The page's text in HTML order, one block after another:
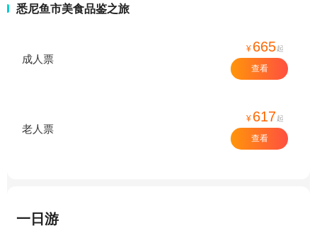
悉尼鱼市美食品鉴之旅
成人票
¥ 665起
查看
老人票
¥ 617起
查看
一日游